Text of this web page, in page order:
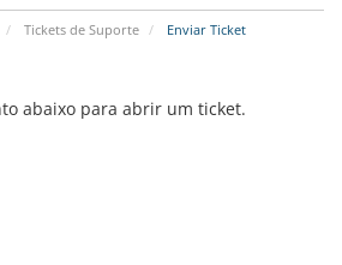
Tickets de Suporte Enviar Ticket
abaixo para abrir um ticket.